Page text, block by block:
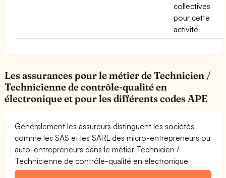
collectives
pour cette
activité
Les assurances pour le métier de Technicien /
Technicienne de contrôle-qualité en
électronique et pour les différents codes APE
Généralement les assureurs distinguent les sociétés
comme les SAS et les SARL des micro-entrepreneurs ou
auto-entrepreneurs dans le métier Technicien /
Technicienne de contrôle-qualité en électronique